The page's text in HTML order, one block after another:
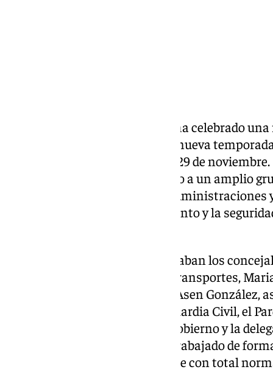
El Ayuntamiento de Monachil ha celebrado
protocolo de operatividad de la nueva
comenzará el próximo sábado, 29 de
alcalde José Morales, ha reunido a un amplio
representantes de diferentes administraciones
garantizar el buen funcionamiento y la
Entre los asistentes se encontraban los
Ciudadana, Antonio Morales; Transportes,
Medio Ambiente, Iván Porcel y Asen González,
Policía Local de Monachil, la Guardia Civil, el
Cetursa, la Subdelegación del Gobierno y la
de Andalucía. Todos ellos han trabajado de
temporada de esquí se desarrolle con total